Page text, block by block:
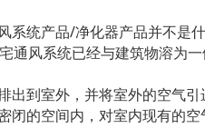
统产品/净化器产品并不是
风系统已经与建筑物溶为一
到室外，并将室外的空气
的空间内，对室内现有的空